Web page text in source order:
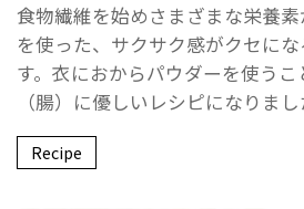
食物繊維を始めさまざまな栄養
を使った、サクサク感がクセに
す。衣におからパウダーを使うこ
（腸）に優しいレシピになりまし
Recipe